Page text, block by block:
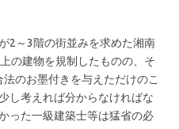
2～3階の街並みを求めた湘南
の建物を規制したものの、そ
のお墨付きを与えただけのこ
し考えれば分からなければな
った一級建築士等は猛省の必